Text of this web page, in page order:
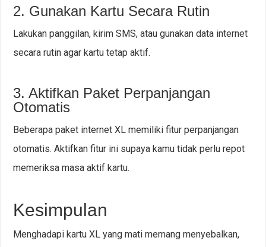
2. Gunakan Kartu Secara Rutin
Lakukan panggilan, kirim SMS, atau gunakan data internet
secara rutin agar kartu tetap aktif.
3. Aktifkan Paket Perpanjangan
Otomatis
Beberapa paket internet XL memiliki fitur perpanjangan
otomatis. Aktifkan fitur ini supaya kamu tidak perlu repot
memeriksa masa aktif kartu.
Kesimpulan
Menghadapi kartu XL yang mati memang menyebalkan,